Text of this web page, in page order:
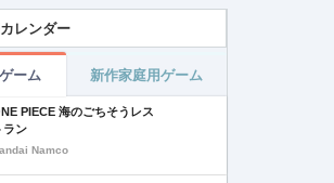
レンダー
ーム 新作家庭用ゲーム
PIECE 海のごちそうレス
ラン
Namco